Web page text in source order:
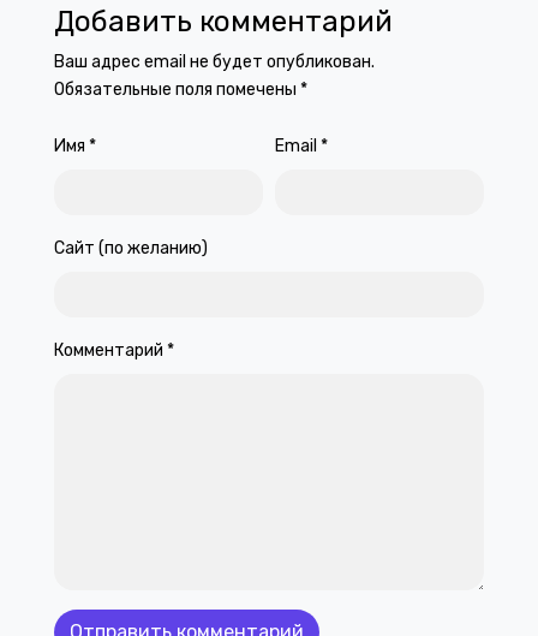
Добавить комментарий
Ваш адрес email не будет опубликован.
Обязательные поля помечены *
Имя * Email *
Сайт (по желанию)
Комментарий *